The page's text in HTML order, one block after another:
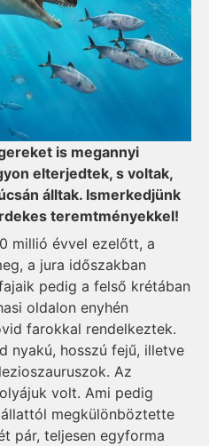
is megannyi
elterjedtek, s voltak,
álltak. Ismerkedjünk
teremtményekkel!
millió évvel ezelőtt, a
a jura időszakban
pedig a felső krétában
oldalon enyhén
farokkal rendelkeztek.
nyakú, hosszú fejű, illetve
Az
volt. Ami pedig
megkülönböztette
pár, teljesen egyforma